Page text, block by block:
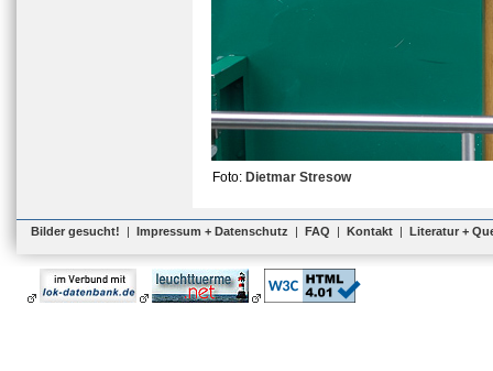
Foto: Dietmar Stresow
Bilder gesucht! | Impressum + Datenschutz | FAQ | Kontakt | Literatur +